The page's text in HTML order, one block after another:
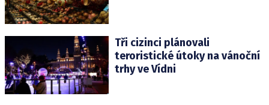
Tři cizinci plánovali
teroristické útoky na vánoční
trhy ve Vídni